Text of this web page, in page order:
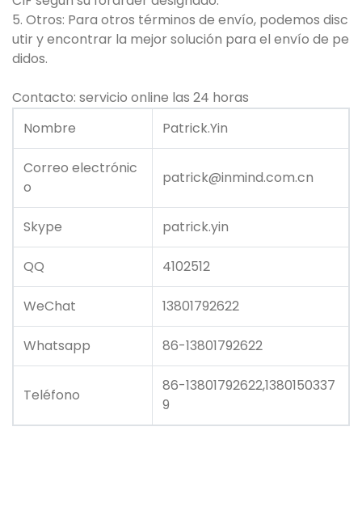
5. Otros: Para otros términos de envío, podemos disc
utir y encontrar la mejor solución para el envío de pe
didos.
Contacto: servicio online las 24 horas
Nombre
Patrick.Yin
Correo electrónic
o
patrick@inmind.com.cn
Skype patrick.yin
QQ 4102512
WeChat 13801792622
Whatsapp 86-13801792622
Teléfono
86-13801792622,1380150337
9